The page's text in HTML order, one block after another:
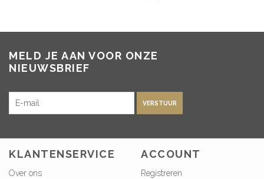
MELD JE AAN VOOR ONZE
NIEUWSBRIEF
VERSTUUR
KLANTENSERVICE
Over ons
ACCOUNT
Registreren